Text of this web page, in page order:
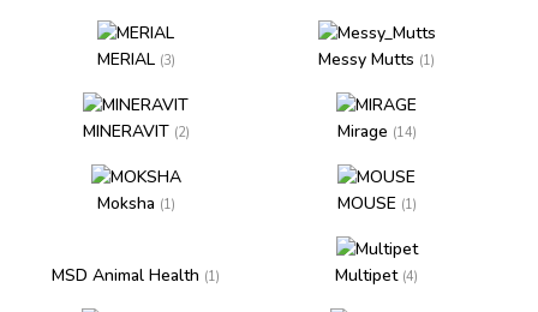
MERIAL (3) Messy Mutts (1)
MINERAVIT (2) Mirage (14)
Moksha (1) MOUSE (1)
MSD Animal Health (1) Multipet (4)